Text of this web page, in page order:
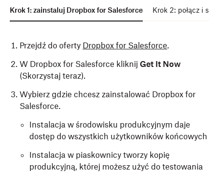
Krok 1: zainstaluj Dropbox for Salesforce Krok 2: połącz i
Przejdź do oferty Dropbox for Salesforce.
W Dropbox for Salesforce kliknij Get It Now
(Skorzystaj teraz).
Wybierz gdzie chcesz zainstalować Dropbox for
Salesforce.
Instalacja w środowisku produkcyjnym daje
dostęp do wszystkich użytkowników końcowych
Instalacja w piaskownicy tworzy kopię
produkcyjną, której możesz użyć do testowania